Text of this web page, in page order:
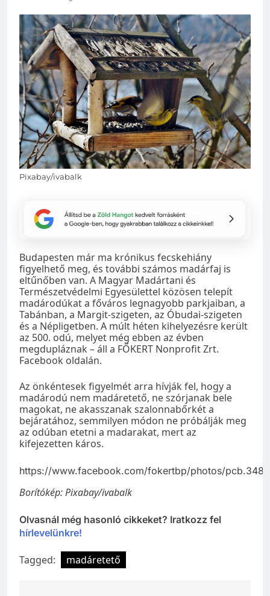
Pixabay/ivabalk
Budapesten már ma krónikus fecskehiány
figyelhető meg, és további számos madárfaj is
eltűnőben van. A Magyar Madártani és
Természetvédelmi Egyesülettel közösen telepít
madárodúkat a főváros legnagyobb parkjaiban, a
Tabánban, a Margit-szigeten, az Óbudai-szigeten
és a Népligetben. A múlt héten kihelyezésre került
az 500. odú, melyet még ebben az évben
megdupláznak – áll a FŐKERT Nonprofit Zrt.
Facebook oldalán.
Az önkéntesek figyelmét arra hívják fel, hogy a
madárodú nem madáretető, ne szórjanak bele
magokat, ne akasszanak szalonnabőrkét a
bejáratához, semmilyen módon ne próbálják meg
az odúban etetni a madarakat, mert az
kifejezetten káros.
https://www.facebook.com/fokertbp/photos/
Borítókép: Pixabay/ivabalk
Olvasnál még hasonló cikkeket? Iratkozz fel
hírlevelünkre!
Tagged: madáretető